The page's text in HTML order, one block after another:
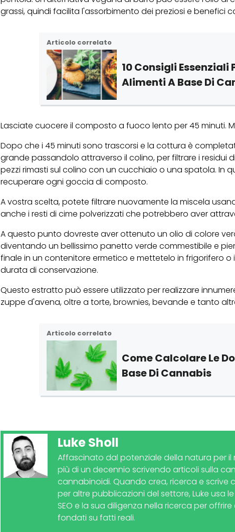
grassi, quindi facilita l'assorbimento dei preziosi e benefici
Articolo correlato
10 Consigli Essenziali
Alimenti A Base Di
Lasciate cuocere il composto a fuoco lento per 45 minuti.
Dopo che i 45 minuti sono trascorsi e la cottura è
grande passandolo attraverso il colino, per filtrare i residui
pezzi rimasti sul colino con un cucchiaio o una spatola. In
recuperare ogni goccia di composto.
A vostra scelta, potete filtrare nuovamente la miscela
anche i resti di cime polverizzati che potrebbero aver
A questo punto dovreste aver ottenuto un olio di colore
diventando un bellissimo panetto verde commestibile e
finale in un contenitore ermetico e mettetelo in frigorifero
durata di conservazione.
Questo estratto può essere utilizzato per realizzare
zuppe d'avena, oltre a torte, brownies, bevande e tanto
Articolo correlato
Come Calcolare Le
Base Di Cannabis
Luke Sholl
Affascinato dal potenziale della natura per il
più di un decennio scrivendo articoli sulla
cannabinoidi. Quando crea, ricerca e
per altre pubblicazioni del settore, Luke usa
SEO e la sua diligenza nella ricerca per
fondati su fatti reali.